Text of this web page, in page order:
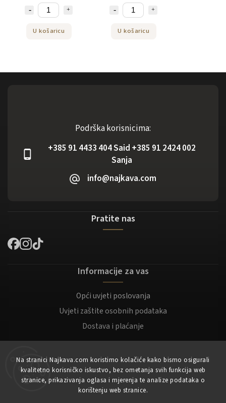
Na stranici Najkava.com koristimo kolačiće kako bismo osigurali
kvalitetno korisničko iskustvo, bez ometanja svih funkcija web
stranice, prikazivanja oglasa i mjerenja te analize podataka o
korištenju web stranice.
U košaricu U košaricu
Podrška korisnicima:
+385 91 4433 404 Said +385 91 2424 002
Sanja
info@najkava.com
Pratite nas
Informacije za vas
Opći uvjeti poslovanja
Uvjeti zaštite osobnih podataka
Dostava i plaćanje
Moj račun
Registracija